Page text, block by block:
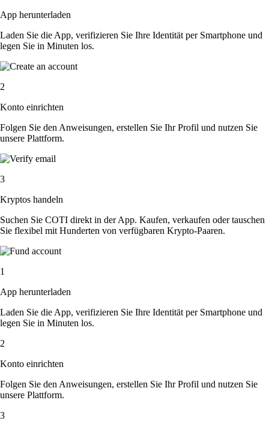
App herunterladen
Laden Sie die App, verifizieren Sie Ihre Identität per Smartphone und
legen Sie in Minuten los.
2
Konto einrichten
Folgen Sie den Anweisungen, erstellen Sie Ihr Profil und nutzen Sie
unsere Plattform.
3
Kryptos handeln
Suchen Sie COTI direkt in der App. Kaufen, verkaufen oder tauschen
Sie flexibel mit Hunderten von verfügbaren Krypto-Paaren.
1
App herunterladen
Laden Sie die App, verifizieren Sie Ihre Identität per Smartphone und
legen Sie in Minuten los.
2
Konto einrichten
Folgen Sie den Anweisungen, erstellen Sie Ihr Profil und nutzen Sie
unsere Plattform.
3